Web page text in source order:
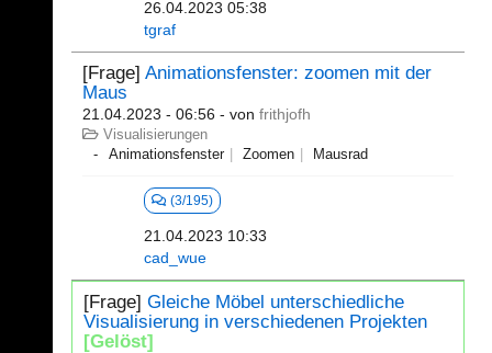
26.04.2023 05:38
tgraf
[Frage] Animationsfenster: zoomen mit der
Maus
21.04.2023 - 06:56 - von frithjofh
Visualisierungen
Animationsfenster
Zoomen Mausrad
(3/195)
21.04.2023 10:33
cad_wue
[Frage] Gleiche Möbel unterschiedliche
Visualisierung in verschiedenen Projekten
[Gelöst]